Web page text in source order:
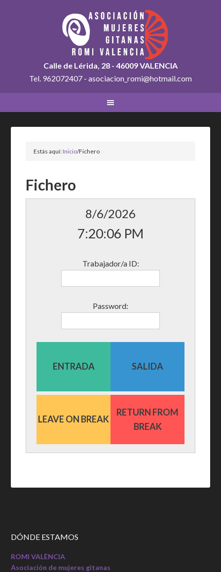
Calle de Lérida, 28 - 46009 VALENCIA
Tel. 962072407 - asociacion_romi@hotmail.com
Estás aquí:Inicio/Fichero
Fichero
8/6/2026
7:20:07 PM
Trabajador/a ID:
Password:
ENTRADA SALIDA
LEAVE ON BREAK
RETURN FROM
BREAK
DÓNDE ESTAMOS
ROMI VALÈNCIA
Asociación de mujeres gitanas